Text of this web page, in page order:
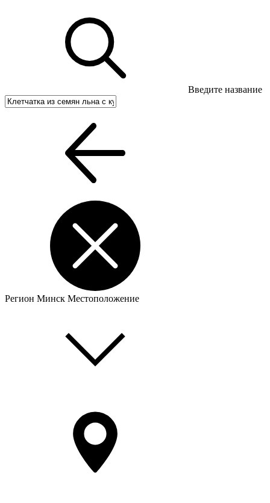
Введите название
Регион Минск Местоположение